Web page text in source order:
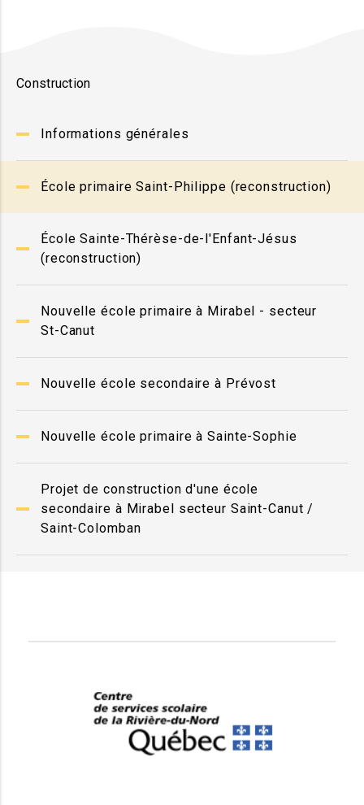
Construction
Informations générales
École primaire Saint-Philippe (reconstruction)
École Sainte-Thérèse-de-l'Enfant-Jésus
(reconstruction)
Nouvelle école primaire à Mirabel - secteur
St-Canut
Nouvelle école secondaire à Prévost
Nouvelle école primaire à Sainte-Sophie
Projet de construction d'une école
secondaire à Mirabel secteur Saint-Canut /
Saint-Colomban